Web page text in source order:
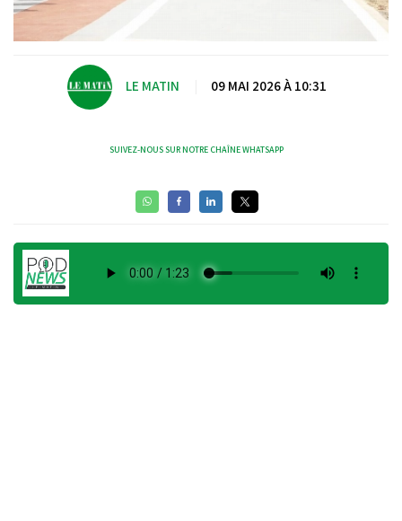
LE MATIN 09 MAI 2026 À 10:31
SUIVEZ-NOUS SUR NOTRE CHAÎNE WHATSAPP